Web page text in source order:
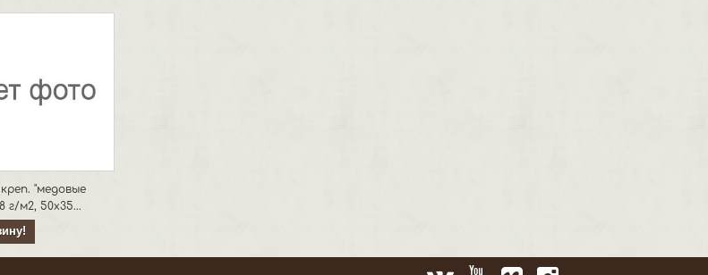
"медовые
г/м2, 50х35...